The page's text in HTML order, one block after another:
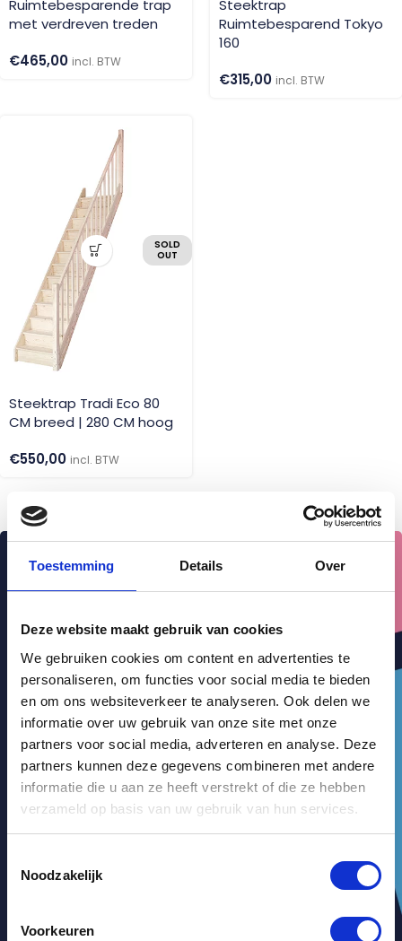
Toestemming Details Over
Deze website maakt gebruik van cookies
We gebruiken cookies om content en advertenties te
personaliseren, om functies voor social media te bieden
en om ons websiteverkeer te analyseren. Ook delen we
informatie over uw gebruik van onze site met onze
partners voor social media, adverteren en analyse. Deze
partners kunnen deze gegevens combineren met andere
informatie die u aan ze heeft verstrekt of die ze hebben
verzameld op basis van uw gebruik van hun services.
Noodzakelijk
Voorkeuren
Ruimtebesparende trap
met verdreven treden
€465,00 incl. BTW
Steektrap
Ruimtebesparend Tokyo
160
€315,00 incl. BTW
SOLD
OUT
Steektrap Tradi Eco 80
CM breed | 280 CM hoog
€550,00 incl. BTW